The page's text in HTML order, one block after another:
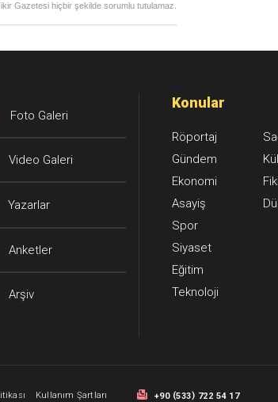
Gazetesi hiçbir şekilde sorumlu tutulamaz.
Foto Galeri
Video Galeri
Yazarlar
Anketler
Arşiv
Konular
Röportaj
Gündem
Ekonomi
Asayiş
Spor
Siyaset
Eğitim
Teknoloji
Kullanım Şartları +90 (533) 722 54 17